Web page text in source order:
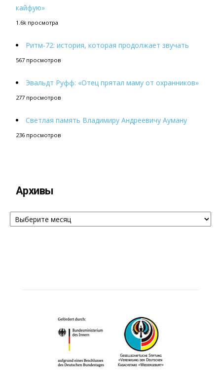
кайфую»
1.6k просмотра
Ритм-72: история, которая продолжает звучать
567 просмотров
Эвальдт Руфф: «Отец прятал маму от охранников»
277 просмотров
Светлая память Владимиру Андреевичу Ауману
236 просмотров
Архивы
Архивы